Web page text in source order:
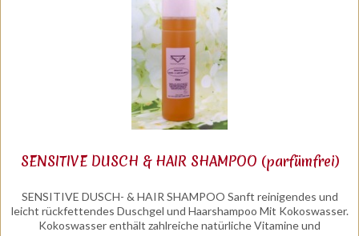
SENSITIVE DUSCH & HAIR SHAMPOO (parfümfrei)
SENSITIVE DUSCH- & HAIR SHAMPOO Sanft reinigendes und
leicht rückfettendes Duschgel und Haarshampoo Mit Kokoswasser.
Kokoswasser enthält zahlreiche natürliche Vitamine und